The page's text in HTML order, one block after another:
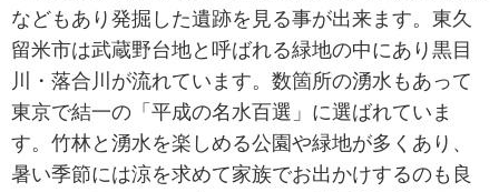
などもあり発掘した遺跡を見る事が出来ます。東久
留米市は武蔵野台地と呼ばれる緑地の中にあり黒目
川・落合川が流れています。数箇所の湧水もあって
東京で結一の「平成の名水百選」に選ばれていま
す。竹林と湧水を楽しめる公園や緑地が多くあり、
暑い季節には涼を求めて家族でお出かけするのも良